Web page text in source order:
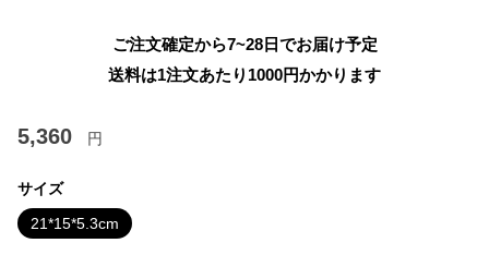
ご注文確定から7~28日でお届け予定
送料は1注文あたり 1000円かかります
5,360 円
サイズ
21*15*5.3cm